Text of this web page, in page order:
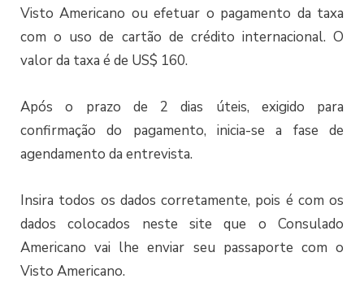
Visto Americano ou efetuar o pagamento da taxa
com o uso de cartão de crédito internacional. O
valor da taxa é de US$ 160.
Após o prazo de 2 dias úteis, exigido para
confirmação do pagamento, inicia-se a fase de
agendamento da entrevista.
Insira todos os dados corretamente, pois é com os
dados colocados neste site que o Consulado
Americano vai lhe enviar seu passaporte com o
Visto Americano.